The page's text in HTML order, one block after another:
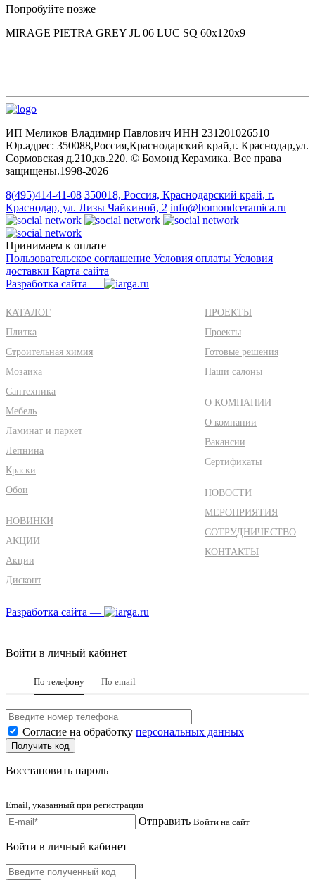
Попробуйте позже
MIRAGE PIETRA GREY JL 06 LUC SQ 60х120х9
ИП Меликов Владимир Павлович ИНН 231201026510
Юр.адрес: 350088,Россия,Краснодарский край,г. Краснодар,ул.
Сормовская д.210,кв.220. © Бомонд Керамика. Все права
защищены.1998‑2026
8(495)414-41-08 350018, Россия, Краснодарский край, г.
Краснодар, ул. Лизы Чайкиной, 2 info@bomondceramica.ru
Принимаем к оплате
Пользовательское соглашение Условия оплаты Условия
доставки Карта сайта
Разработка сайта —
КАТАЛОГ
Плитка
Строительная химия
Мозаика
Сантехника
Мебель
Ламинат и паркет
Лепнина
Краски
Обои
НОВИНКИ
АКЦИИ
Акции
Дисконт
ПРОЕКТЫ
Проекты
Готовые решения
Наши салоны
О КОМПАНИИ
О компании
Вакансии
Сертификаты
НОВОСТИ
МЕРОПРИЯТИЯ
СОТРУДНИЧЕСТВО
КОНТАКТЫ
Разработка сайта —
Войти в личный кабинет
По телефону По email
Согласие на обработку персональных данных
Восстановить пароль
Email, указанный при регистрации
Отправить Войти на сайт
Войти в личный кабинет